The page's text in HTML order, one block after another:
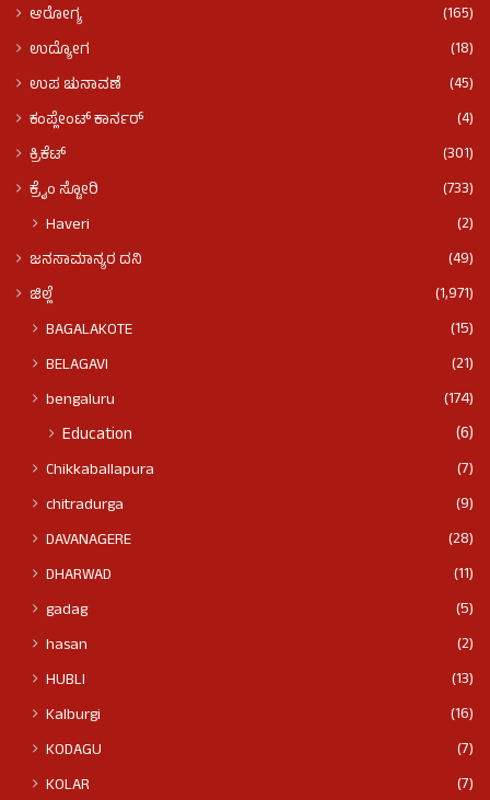
ಆರೋಗ್ಯ
(165)
ಉದ್ಯೋಗ
(18)
ಉಪ ಚುನಾವಣೆ
(45)
ಕಂಪ್ಲೇಂಟ್ ಕಾರ್ನರ್
(4)
ಕ್ರಿಕೆಟ್
(301)
ಕ್ರೈಂ ಸ್ಟೋರಿ
(733)
Haveri (2)
ಜನಸಾಮಾನ್ಯರ ದನಿ
(49)
ಜಿಲ್ಲೆ
(1,971)
BAGALAKOTE
(15)
BELAGAVI
(21)
bengaluru
(174)
Education (6)
Chikkaballapura
(7)
chitradurga
(9)
DAVANAGERE
(28)
DHARWAD
(11)
gadag
(5)
hasan
(2)
HUBLI
(13)
Kalburgi
(16)
KODAGU
(7)
KOLAR
(7)